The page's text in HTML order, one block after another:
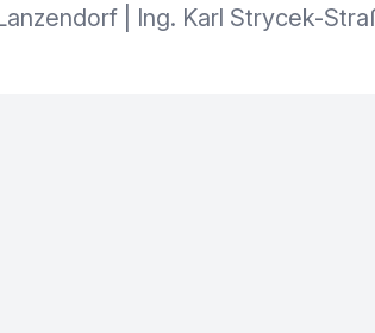
| Ing. Karl Strycek-